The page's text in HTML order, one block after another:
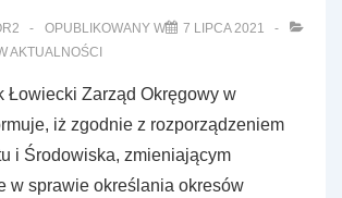
OPUBLIKOWANY W
7 LIPCA 2021
AKTUALNOŚCI
Łowiecki Zarząd Okręgowy w
iż zgodnie z rozporządzeniem
i Środowiska, zmieniającym
w sprawie określania okresów